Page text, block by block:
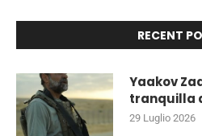
RECENT
Yaakov
tranquilla
29 Luglio 2026